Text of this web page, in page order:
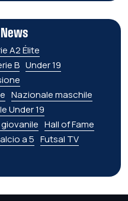
A2 Élite
B Under 19
Nazionale maschile
Under 19
Hall of Fame
a 5 Futsal TV